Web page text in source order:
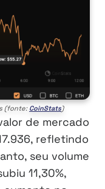
(fonte: CoinStats)
de mercado
refletindo
seu volume
11,30%,